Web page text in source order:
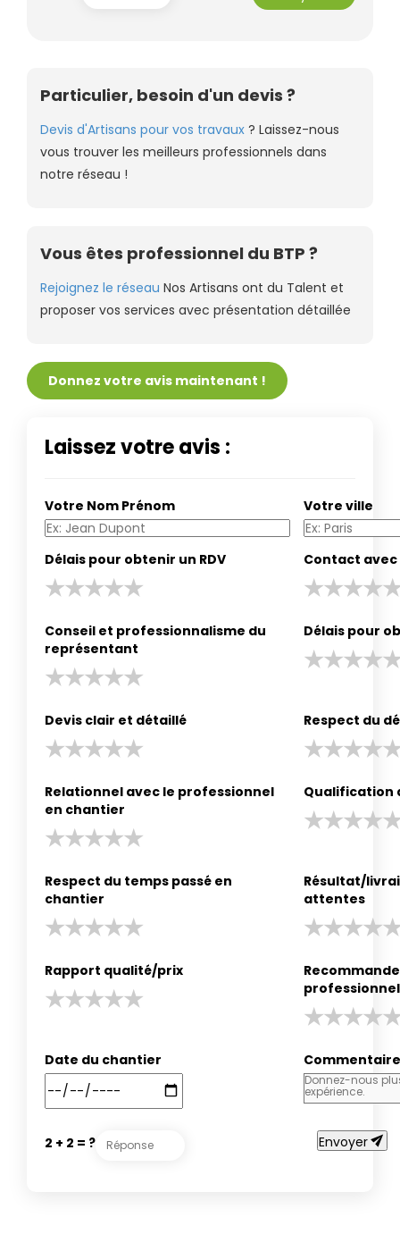
Particulier, besoin d'un devis ?
Devis d'Artisans pour vos travaux ? Laissez-nous
vous trouver les meilleurs professionnels dans
notre réseau !
Vous êtes professionnel du BTP ?
Rejoignez le réseau Nos Artisans ont du Talent et
proposer vos services avec présentation détaillée
Donnez votre avis maintenant !
Laissez votre avis :
Votre Nom Prénom Votre ville
Délais pour obtenir un RDV Contact
Conseil et professionnalisme du
représentant
Délais pour
Devis clair et détaillé Respect du
Relationnel avec le professionnel
en chantier
Qualification
Respect du temps passé en
chantier
Résultat/
attentes
Rapport qualité/prix
professionnel
Date du chantier Commentaire
2 + 2 = ? Envoyersend